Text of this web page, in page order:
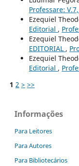
Professare:
Ezequiel
Editorial ,
Ezequiel
EDITORIAL ,
Ezequiel
Editorial ,
1 2 > >>
Informações
Para Leitores
Para Autores
Para Bibliotecários